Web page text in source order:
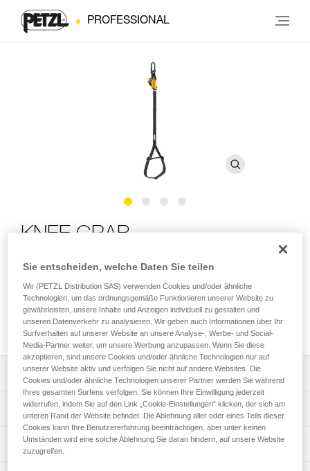
PROFESSIONAL
KNEE GRAB
Kniesteigklemme für den Aufstieg im SRS
Die KNEE GRAB-Kniesteigklemme erleichtert Ihre Aufstiege
im SRS. Sie ergänzt den SEQUOIA PLUS-Gurt oder einen
anderen Gurt mit kompatiblem Befestigungssystem.
Leistungsverzeichnis
Kompatibel mit dem SEQUOIA PLUS-Gurt und anderen
Sitzgurten für die Baumpflege, die mit einem kompatiblen
Befestigungssystem ausgestattet sind.
Bestehend aus einer PANTIN-Fußsteigklemme (rechts)
Technische Spezifikationen
Gewicht: 110 g
Durchmesser min.: 7 mm
Technische Informationen
Sie entscheiden, welche Daten Sie teilen
Wir (PETZL Distribution SAS) verwenden Cookies und/oder ähnliche
Technologien, um das ordnungsgemäße Funktionieren unserer Website zu
gewährleisten, unsere Inhalte und Anzeigen individuell zu gestalten und
unseren Datenverkehr zu analysieren. Wir geben auch Informationen über Ihr
Surfverhalten auf unserer Website an unsere Analyse-, Werbe- und Social-
Media-Partner weiter, um unsere Werbung anzupassen. Wenn Sie diese
akzeptieren, sind unsere Cookies und/oder ähnliche Technologien nur auf
unserer Website aktiv und verfolgen Sie nicht auf andere Websites. Die
Cookies und/oder ähnliche Technologien unserer Partner werden Sie während
Ihres gesamten Surfens verfolgen. Sie können Ihre Einwilligung jederzeit
widerrufen, indem Sie auf den Link „Cookie-Einstellungen“ klicken, der sich am
unteren Rand der Website befindet. Die Ablehnung aller oder eines Teils dieser
Cookies kann Ihre Benutzererfahrung beeinträchtigen, aber unter keinen
Umständen wird eine solche Ablehnung Sie daran hindern, auf unsere Website
zuzugreifen.